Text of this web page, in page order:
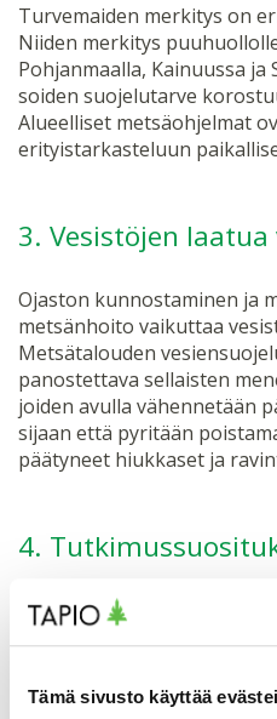
Tämä sivusto käyttää
Turvemaiden merkitys on
Niiden merkitys
Pohjanmaalla, Kainuussa ja
soiden suojelutarve
Alueelliset metsäohjelmat
erityistarkasteluun
3. Vesistöjen
Ojaston kunnostaminen ja
metsänhoito vaikuttaa
Metsätalouden
panostettava sellaisten
joiden avulla vähennetään
sijaan että pyritään
päätyneet hiukkaset ja
4.
Tärkeimmät
metsänhoidon